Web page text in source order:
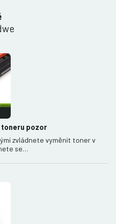
toneru pozor
zvládnete vyměnit toner v
se…